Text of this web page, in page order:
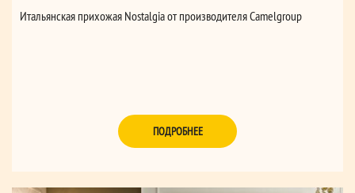
Итальянская прихожая Nostalgia от производителя Camelgroup
ПОДРОБНЕЕ